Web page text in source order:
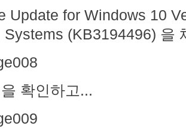
Update for Windows 10
Systems (KB3194496) 을
확인하고...